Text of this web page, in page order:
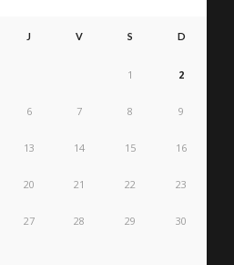
J V S D
1 2
6 7 8 9
13 14 15 16
20 21 22 23
27 28 29 30